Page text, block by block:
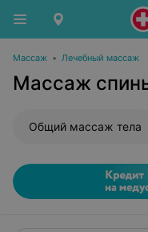
Массаж • Лечебный массаж
Массаж
Общий массаж тела